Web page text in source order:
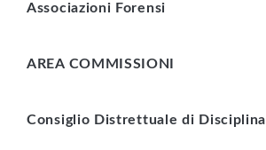
Associazioni Forensi
AREA COMMISSIONI
Consiglio Distrettuale di Disciplina